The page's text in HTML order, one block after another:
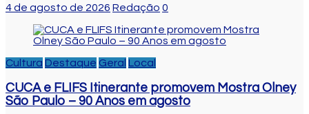
4 de agosto de 2026 Redação 0
Cultura Destaque Geral Local
CUCA e FLIFS Itinerante promovem Mostra Olney
São Paulo – 90 Anos em agosto